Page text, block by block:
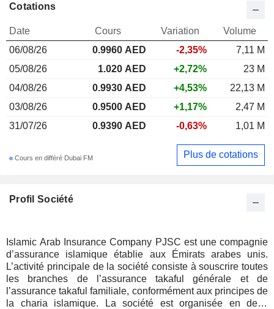
Profil Société
Islamic Arab Insurance Company PJSC est une compagnie
d’assurance islamique établie aux Émirats arabes unis.
L’activité principale de la société consiste à souscrire toutes
les branches de l’assurance takaful générale et de
l’assurance takaful familiale, conformément aux principes de
la charia islamique. La société est organisée en deux
Cotations
Date Cours Variation
Volume
06/08/26
0.9960 AED -2,35%
7,11 M
05/08/26
1.020 AED +2,72%
23 M
04/08/26
0.9930 AED +4,53%
22,13 M
03/08/26
0.9500 AED +1,17%
2,47 M
31/07/26
0.9390 AED -0,63% 1,01 M
Cours en différé Dubai FM Plus de cotations